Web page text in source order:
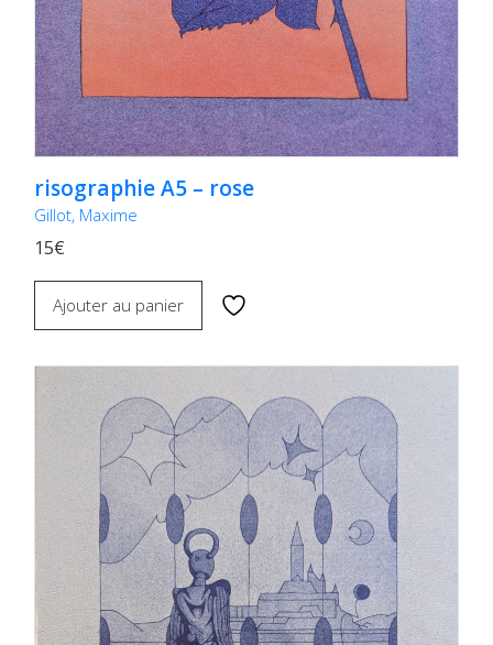
risographie A5 – rose
Gillot, Maxime
15€
Ajouter au panier